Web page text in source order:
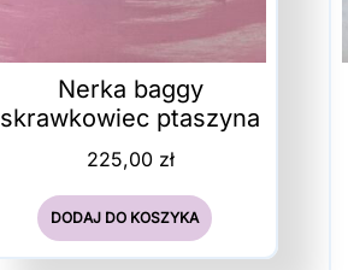
Nerka baggy
skrawkowiec ptaszyna
225,00 zł
DODAJ DO KOSZYKA